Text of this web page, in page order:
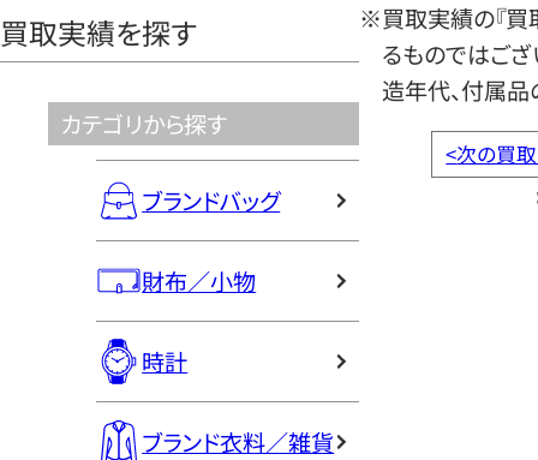
買取実績を探す
カテゴリから探す
ブランドバッグ
財布／小物
時計
ブランド衣料／雑貨
※買取実績の『買
るものではござ
造年代、付属品
<次の買